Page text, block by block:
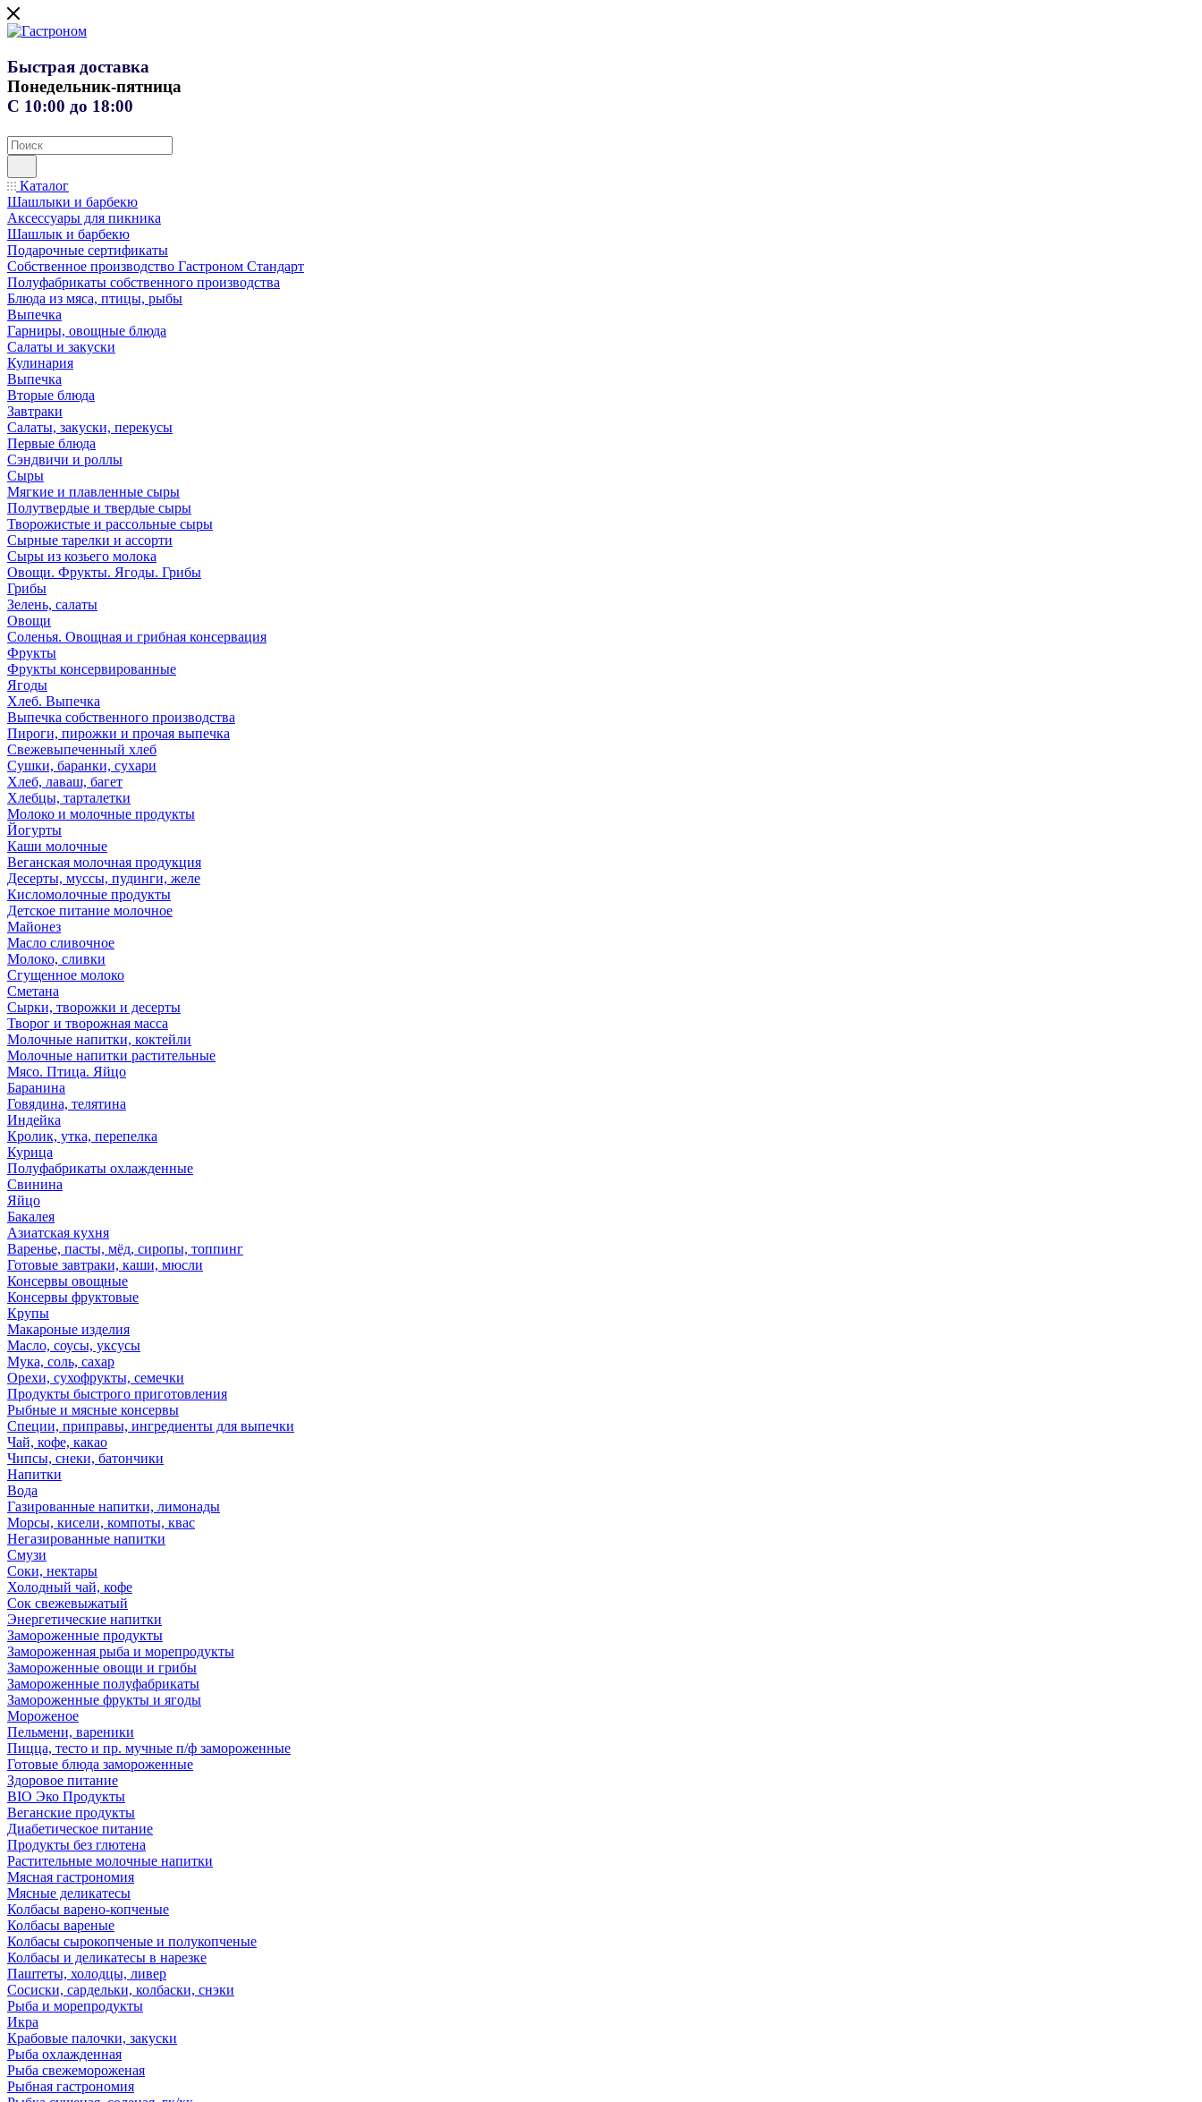
Быстрая доставка
Понедельник-пятница
С 10:00 до 18:00
Каталог
Шашлыки и барбекю
Аксессуары для пикника
Шашлык и барбекю
Подарочные сертификаты
Собственное производство Гастроном Стандарт
Полуфабрикаты собственного производства
Блюда из мяса, птицы, рыбы
Выпечка
Гарниры, овощные блюда
Салаты и закуски
Кулинария
Выпечка
Вторые блюда
Завтраки
Салаты, закуски, перекусы
Первые блюда
Сэндвичи и роллы
Сыры
Мягкие и плавленные сыры
Полутвердые и твердые сыры
Творожистые и рассольные сыры
Сырные тарелки и ассорти
Сыры из козьего молока
Овощи. Фрукты. Ягоды. Грибы
Грибы
Зелень, салаты
Овощи
Соленья. Овощная и грибная консервация
Фрукты
Фрукты консервированные
Ягоды
Хлеб. Выпечка
Выпечка собственного производства
Пироги, пирожки и прочая выпечка
Свежевыпеченный хлеб
Сушки, баранки, сухари
Хлеб, лаваш, багет
Хлебцы, тарталетки
Молоко и молочные продукты
Йогурты
Каши молочные
Веганская молочная продукция
Десерты, муссы, пудинги, желе
Кисломолочные продукты
Детское питание молочное
Майонез
Масло сливочное
Молоко, сливки
Сгущенное молоко
Сметана
Сырки, творожки и десерты
Творог и творожная масса
Молочные напитки, коктейли
Молочные напитки растительные
Мясо. Птица. Яйцо
Баранина
Говядина, телятина
Индейка
Кролик, утка, перепелка
Курица
Полуфабрикаты охлажденные
Свинина
Яйцо
Бакалея
Азиатская кухня
Варенье, пасты, мёд, сиропы, топпинг
Готовые завтраки, каши, мюсли
Консервы овощные
Консервы фруктовые
Крупы
Макароные изделия
Масло, соусы, уксусы
Мука, соль, сахар
Орехи, сухофрукты, семечки
Продукты быстрого приготовления
Рыбные и мясные консервы
Специи, приправы, ингредиенты для выпечки
Чай, кофе, какао
Чипсы, снеки, батончики
Напитки
Вода
Газированные напитки, лимонады
Морсы, кисели, компоты, квас
Негазированные напитки
Смузи
Соки, нектары
Холодный чай, кофе
Сок свежевыжатый
Энергетические напитки
Замороженные продукты
Замороженная рыба и морепродукты
Замороженные овощи и грибы
Замороженные полуфабрикаты
Замороженные фрукты и ягоды
Мороженое
Пельмени, вареники
Пицца, тесто и пр. мучные п/ф замороженные
Готовые блюда замороженные
Здоровое питание
BIO Эко Продукты
Веганские продукты
Диабетическое питание
Продукты без глютена
Растительные молочные напитки
Мясная гастрономия
Мясные деликатесы
Колбасы варено-копченые
Колбасы вареные
Колбасы сырокопченые и полукопченые
Колбасы и деликатесы в нарезке
Паштеты, холодцы, ливер
Сосиски, сардельки, колбаски, снэки
Рыба и морепродукты
Икра
Крабовые палочки, закуски
Рыба охлажденная
Рыба свежемороженая
Рыбная гастрономия